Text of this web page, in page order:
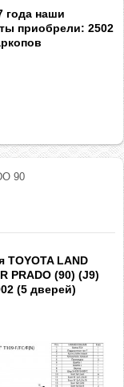
года наши
приобрели: 2502
90
TOYOTA LAND
PRADO (90) (J9)
(5 дверей)